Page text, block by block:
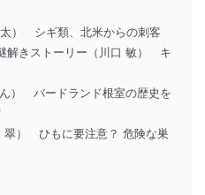
太） シギ類、北米からの刺客
解きストーリー（川口 敏） キ
） バードランド根室の歴史を
翠） ひもに要注意？ 危険な巣